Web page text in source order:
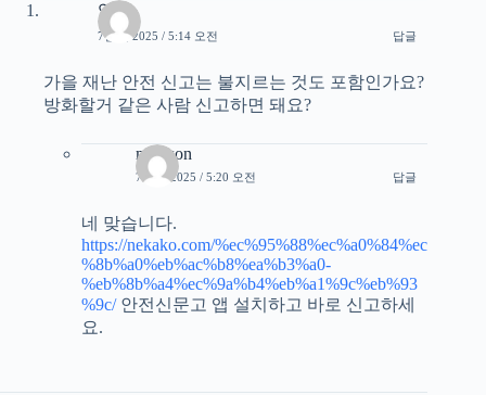
익명
7월 8, 2025 / 5:14 오전 답글
가을 재난 안전 신고는 불지르는 것도 포함인가요?
방화할거 같은 사람 신고하면 돼요?
minwon
7월 8, 2025 / 5:20 오전 답글
네 맞습니다.
https://nekako.com/%ec%95%88%ec%a0%84%ec
%8b%a0%eb%ac%b8%ea%b3%a0-
%eb%8b%a4%ec%9a%b4%eb%a1%9c%eb%93
%9c/안전신문고 앱 설치하고 바로 신고하세
요.